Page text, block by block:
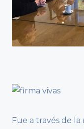
Fue a través de